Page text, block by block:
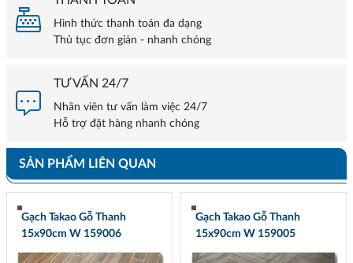
Hình thức thanh toán đa dạng
Thủ tục đơn giản - nhanh chóng
TƯ VẤN 24/7
Nhân viên tư vấn làm việc 24/7
Hỗ trợ đặt hàng nhanh chóng
SẢN PHẨM LIÊN QUAN
Gạch Takao Gỗ Thanh
15x90cm W 159006
Gạch Takao Gỗ Thanh
15x90cm W 159005